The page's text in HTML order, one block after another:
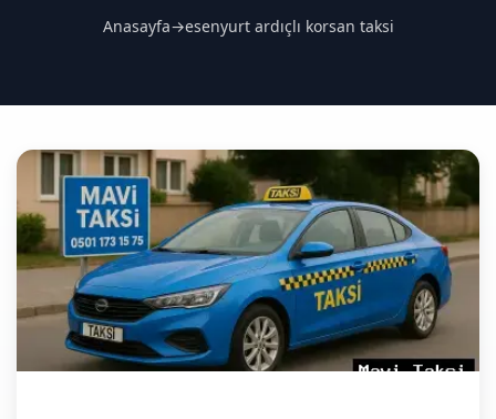
Anasayfa→esenyurt ardıçlı korsan taksi